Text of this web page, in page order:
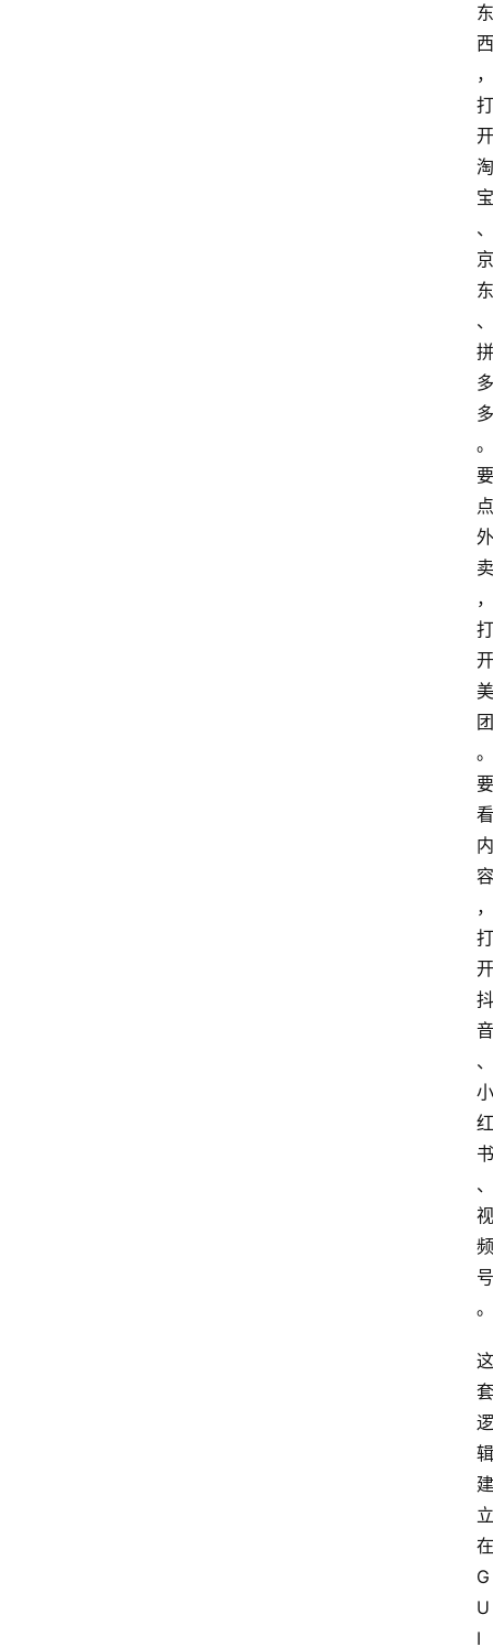
东
西
，
打
开
淘
宝
、
京
东
、
拼
多
多
。
要
点
外
卖
，
打
开
美
团
。
要
看
内
容
，
打
开
抖
音
、
小
红
书
、
视
频
号
。
这
套
逻
辑
建
立
在
G
U
I